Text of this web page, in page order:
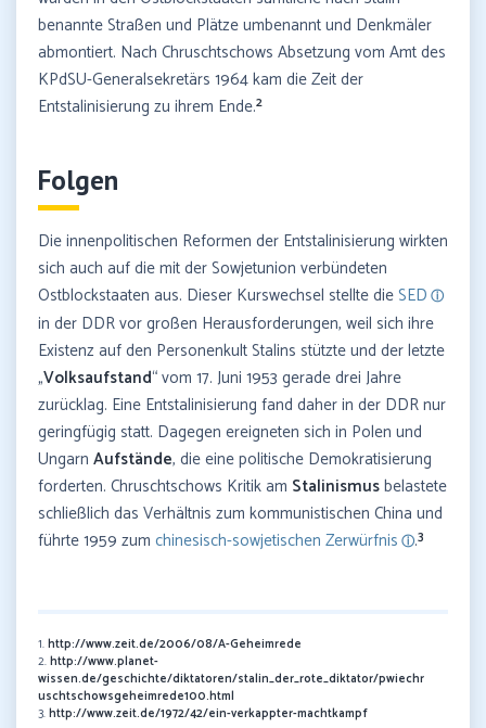
benannte Straßen und Plätze umbenannt und Denkmäler
abmontiert. Nach Chruschtschows Absetzung vom Amt des
KPdSU-Generalsekretärs 1964 kam die Zeit der
Entstalinisierung zu ihrem Ende.2
Folgen
Die innenpolitischen Reformen der Entstalinisierung wirkten
sich auch auf die mit der Sowjetunion verbündeten
Ostblockstaaten aus. Dieser Kurswechsel stellte dieSED
in der DDR vor großen Herausforderungen, weil sich ihre
Existenz auf den Personenkult Stalins stützte und der letzte
„Volksaufstand“ vom 17. Juni 1953 gerade drei Jahre
zurücklag. Eine Entstalinisierung fand daher in der DDR nur
geringfügig statt. Dagegen ereigneten sich in Polen und
Ungarn Aufstände, die eine politische Demokratisierung
forderten. Chruschtschows Kritik am Stalinismusbelastete
schließlich das Verhältnis zum kommunistischen China und
führte 1959 zum chinesisch-sowjetischen Zerwürfnis .3
1.http://www.zeit.de/2006/08/A-Geheimrede
2.http://www.planet-
wissen.de/geschichte/diktatoren/stalin_der_rote_diktator/pwiechr
uschtschowsgeheimrede100.html
3.http://www.zeit.de/1972/42/ein-verkappter-machtkampf